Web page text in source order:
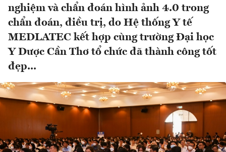
nghiệm và chẩn đoán hình ảnh 4.0 trong
chẩn đoán, điều trị, do Hệ thống Y tế
MEDLATEC kết hợp cùng trường Đại học
Y Dược Cần Thơ tổ chức đã thành công tốt
đẹp...